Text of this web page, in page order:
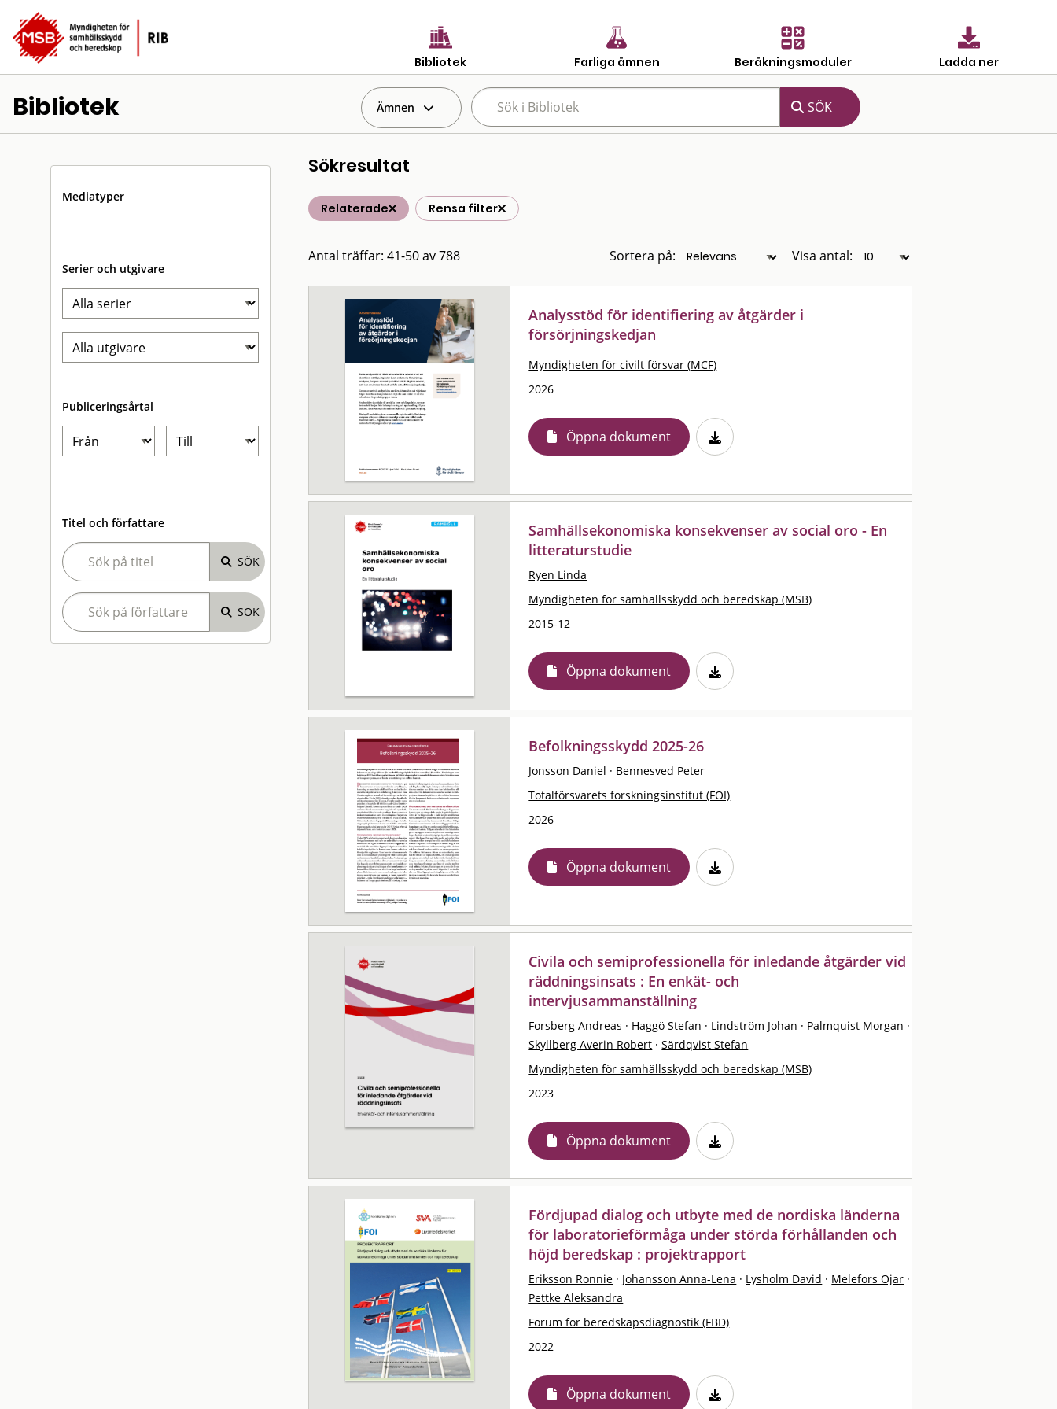
Bibliotek Farliga ämnen Beräkningsmoduler Ladda ner
Bibliotek Ämnen
Mediatyper
Serier och utgivare
Publiceringsårtal
Titel och författare
Sökresultat
Relaterade Rensa filter
Antal träffar: 41-50 av 788 Sortera på: Visa antal:
Analysstöd för identifiering av åtgärder i
försörjningskedjan
Myndigheten för civilt försvar (MCF)
2026
Öppna dokument
Samhällsekonomiska konsekvenser av social oro - En
litteraturstudie
Ryen Linda
Myndigheten för samhällsskydd och beredskap (MSB)
2015-12
Öppna dokument
Befolkningsskydd 2025-26
Jonsson Daniel · Bennesved Peter
Totalförsvarets forskningsinstitut (FOI)
2026
Öppna dokument
Civila och semiprofessionella för inledande åtgärder vid
räddningsinsats : En enkät- och
intervjusammanställning
Forsberg Andreas · Haggö Stefan · Lindström Johan · Palmquist Morgan ·
Skyllberg Averin Robert · Särdqvist Stefan
Myndigheten för samhällsskydd och beredskap (MSB)
2023
Öppna dokument
Fördjupad dialog och utbyte med de nordiska länderna
för laboratorieförmåga under störda förhållanden och
höjd beredskap : projektrapport
Eriksson Ronnie · Johansson Anna-Lena · Lysholm David · Melefors Öjar ·
Pettke Aleksandra
Forum för beredskapsdiagnostik (FBD)
2022
Öppna dokument